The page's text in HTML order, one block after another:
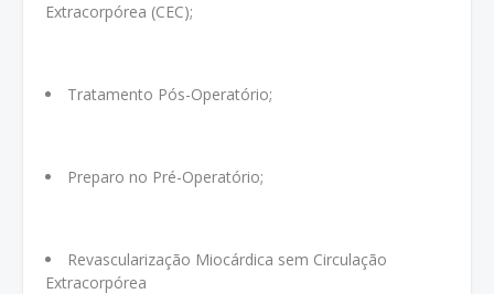
Extracorpórea (CEC);
Tratamento Pós-Operatório;
Preparo no Pré-Operatório;
Revascularização Miocárdica sem Circulação
Extracorpórea